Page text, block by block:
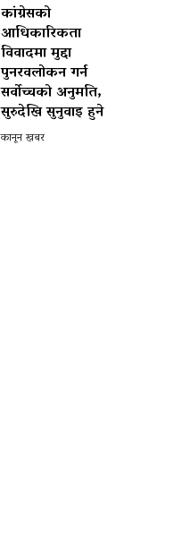
कांग्रेसको
आधिकारिकता
विवादमा मुद्दा
पुनरवलोकन गर्न
सर्वोच्चको अनुमति,
सुरुदेखि सुनुवाइ हुने
कानून खबर